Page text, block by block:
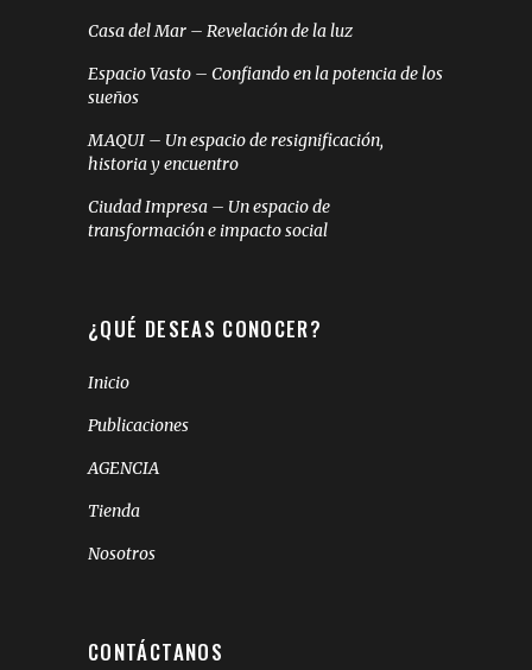
Casa del Mar – Revelación de la luz
Espacio Vasto – Confiando en la potencia de los
sueños
MAQUI – Un espacio de resignificación,
historia y encuentro
Ciudad Impresa – Un espacio de
transformación e impacto social
¿QUÉ DESEAS CONOCER?
Inicio
Publicaciones
AGENCIA
Tienda
Nosotros
CONTÁCTANOS